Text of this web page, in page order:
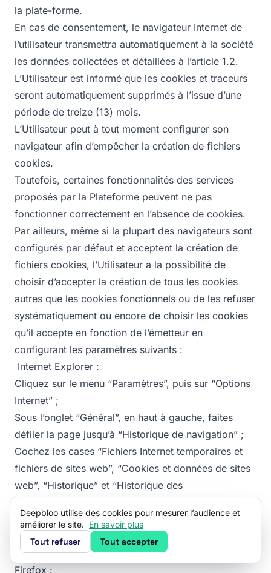
la plate-forme.
En cas de consentement, le navigateur Internet de
l’utilisateur transmettra automatiquement à la société
les données collectées et détaillées à l’article 1.2.
L’Utilisateur est informé que les cookies et traceurs
seront automatiquement supprimés à l’issue d’une
période de treize (13) mois.
L’Utilisateur peut à tout moment configurer son
navigateur afin d’empêcher la création de fichiers
cookies.
Toutefois, certaines fonctionnalités des services
proposés par la Plateforme peuvent ne pas
fonctionner correctement en l’absence de cookies.
Par ailleurs, même si la plupart des navigateurs sont
configurés par défaut et acceptent la création de
fichiers cookies, l’Utilisateur a la possibilité de
choisir d’accepter la création de tous les cookies
autres que les cookies fonctionnels ou de les refuser
systématiquement ou encore de choisir les cookies
qu’il accepte en fonction de l’émetteur en
configurant les paramètres suivants :
‍ Internet Explorer :
Cliquez sur le menu “Paramètres”, puis sur “Options
Internet” ;
Sous l’onglet “Général”, en haut à gauche, faites
défiler la page jusqu’à “Historique de navigation” ;
Cochez les cases “Fichiers Internet temporaires et
fichiers de sites web”, “Cookies et données de sites
web”, “Historique” et “Historique des
Cliquez sur “Supprimer” ;
Fermez Internet Explorer et rouvrez-le pour que les
modifications soient prises en compte.
Firefox :
Deepbloo utilise des cookies pour mesurer l’audience et
améliorer le site. En savoir plus
Tout refuser Tout accepter